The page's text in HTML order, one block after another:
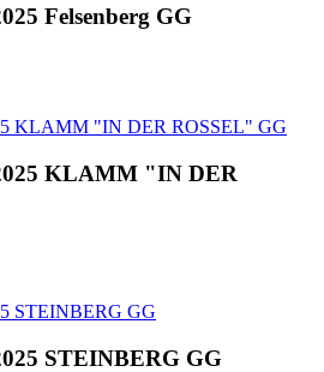
Felsenberg GG
KLAMM "IN DER
STEINBERG GG